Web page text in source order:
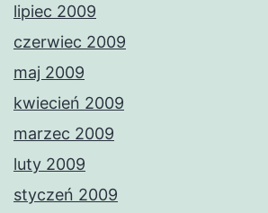
lipiec 2009
czerwiec 2009
maj 2009
kwiecień 2009
marzec 2009
luty 2009
styczeń 2009